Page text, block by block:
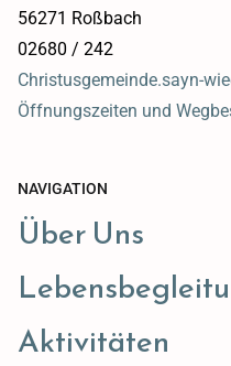
56271 Roßbach
02680 / 242
Christusgemeinde.sayn-
Öffnungszeiten und
NAVIGATION
Über Uns
Aktivitäten